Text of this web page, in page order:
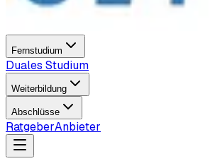
Fernstudium
Duales Studium
Weiterbildung
Abschlüsse
RatgeberAnbieter